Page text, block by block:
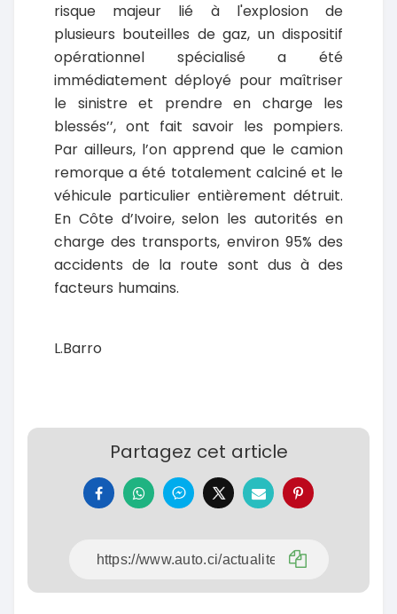
risque majeur lié à l'explosion de
plusieurs bouteilles de gaz, un dispositif
opérationnel spécialisé a été
immédiatement déployé pour maîtriser
le sinistre et prendre en charge les
blessés’’, ont fait savoir les pompiers.
Par ailleurs, l’on apprend que le camion
remorque a été totalement calciné et le
véhicule particulier entièrement détruit.
En Côte d’Ivoire, selon les autorités en
charge des transports, environ 95% des
accidents de la route sont dus à des
facteurs humains.
L.Barro
Partagez cet article